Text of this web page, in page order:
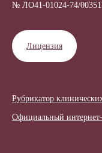
№ ЛО41-01024-74/
Лицензия
Рубрикатор
Официальный